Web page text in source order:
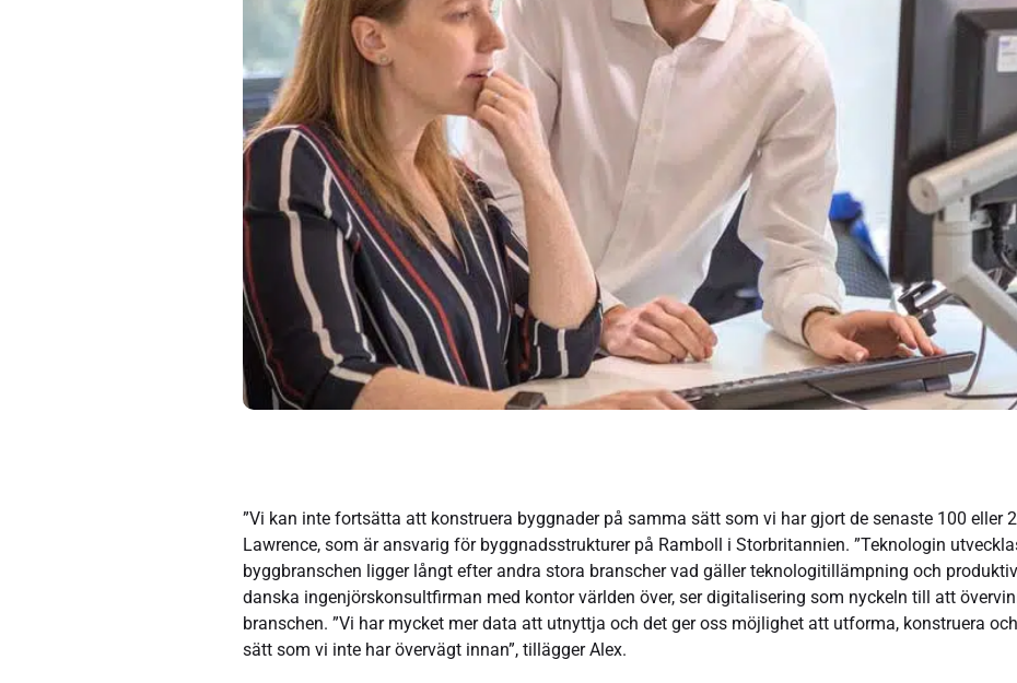
”Vi kan inte fortsätta att konstruera byggnader på samma sätt som vi har gjort de senaste 100 eller
Lawrence, som är ansvarig för byggnadsstrukturer på Ramboll i Storbritannien. ”Teknologin
byggbranschen ligger långt efter andra stora branscher vad gäller teknologitillämpning och
danska ingenjörskonsultfirman med kontor världen över, ser digitalisering som nyckeln till att
branschen. ”Vi har mycket mer data att utnyttja och det ger oss möjlighet att utforma, konstruera
sätt som vi inte har övervägt innan”, tillägger Alex.